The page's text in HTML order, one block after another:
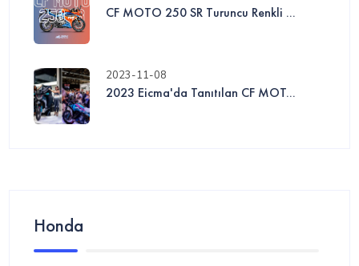
CF MOTO 250 SR Turuncu Renkli ...
2023-11-08
2023 Eicma'da Tanıtılan CF MOT...
Honda